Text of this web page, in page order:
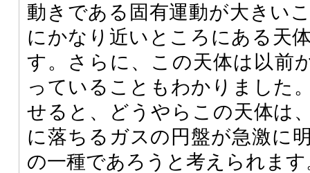
動きである固有運動が大きい
にかなり近いところにある天
す。さらに、この天体は以前
っていることもわかりました
せると、どうやらこの天体は
に落ちるガスの円盤が急激に
の一種であろうと考えられます